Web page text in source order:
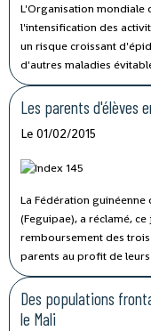
L'Organisation mondiale
l'intensification des
un risque croissant
d'autres maladies
par Ebola.
Les parents d'élèves
Le 01/02/2015
La Fédération guinéenne
(Feguipae), a réclamé,
remboursement des
parents au profit de
Des populations
le Mali